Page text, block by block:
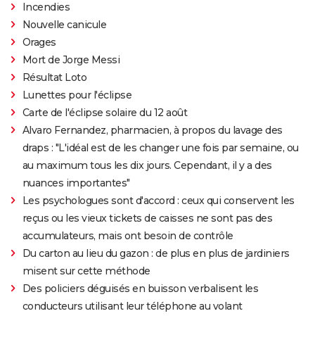
Incendies
Nouvelle canicule
Orages
Mort de Jorge Messi
Résultat Loto
Lunettes pour l'éclipse
Carte de l'éclipse solaire du 12 août
Alvaro Fernandez, pharmacien, à propos du lavage des
draps : "L'idéal est de les changer une fois par semaine, ou
au maximum tous les dix jours. Cependant, il y a des
nuances importantes"
Les psychologues sont d'accord : ceux qui conservent les
reçus ou les vieux tickets de caisses ne sont pas des
accumulateurs, mais ont besoin de contrôle
Du carton au lieu du gazon : de plus en plus de jardiniers
misent sur cette méthode
Des policiers déguisés en buisson verbalisent les
conducteurs utilisant leur téléphone au volant